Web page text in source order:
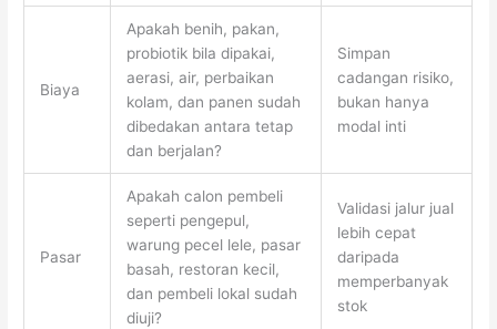
Biaya
Apakah benih, pakan,
probiotik bila dipakai,
aerasi, air, perbaikan
kolam, dan panen sudah
dibedakan antara tetap
dan berjalan?
Simpan
cadangan risiko,
bukan hanya
modal inti
Pasar
Apakah calon pembeli
seperti pengepul,
warung pecel lele, pasar
basah, restoran kecil,
dan pembeli lokal sudah
diuji?
Validasi jalur jual
lebih cepat
daripada
memperbanyak
stok